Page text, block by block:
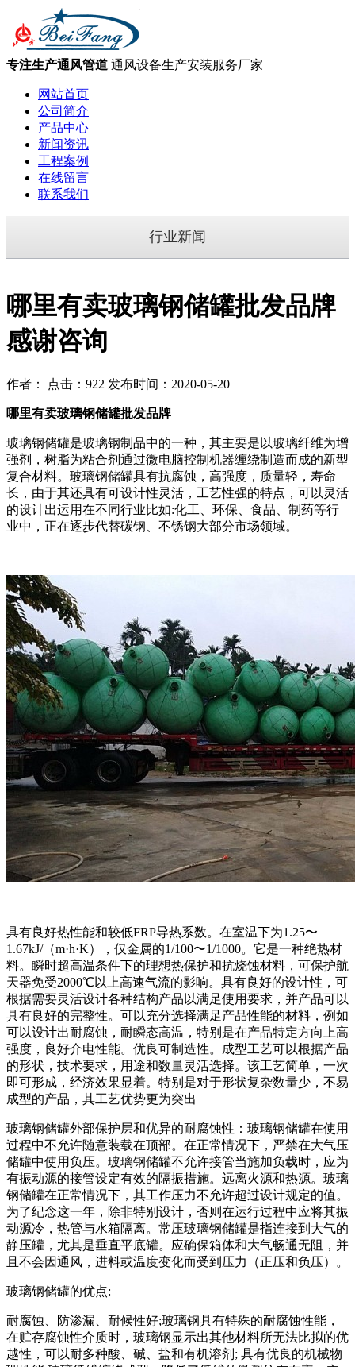
专注生产通风管道 通风设备生产安装服务厂家
网站首页
公司简介
产品中心
新闻资讯
工程案例
在线留言
联系我们
行业新闻
哪里有卖玻璃钢储罐批发品牌
感谢咨询
作者： 点击：922 发布时间：2020-05-20
哪里有卖玻璃钢储罐批发品牌
玻璃钢储罐是玻璃钢制品中的一种，其主要是以玻璃纤维为增
强剂，树脂为粘合剂通过微电脑控制机器缠绕制造而成的新型
复合材料。玻璃钢储罐具有抗腐蚀，高强度，质量轻，寿命
长，由于其还具有可设计性灵活，工艺性强的特点，可以灵活
的设计出运用在不同行业比如:化工、环保、食品、制药等行
业中，正在逐步代替碳钢、不锈钢大部分市场领域。
具有良好热性能和较低FRP导热系数。在室温下为1.25〜
1.67kJ/（m·h·K），仅金属的1/100〜1/1000。它是一种绝热材
料。瞬时超高温条件下的理想热保护和抗烧蚀材料，可保护航
天器免受2000℃以上高速气流的影响。具有良好的设计性，可
根据需要灵活设计各种结构产品以满足使用要求，并产品可以
具有良好的完整性。可以充分选择满足产品性能的材料，例如
可以设计出耐腐蚀，耐瞬态高温，特别是在产品特定方向上高
强度，良好介电性能。优良可制造性。成型工艺可以根据产品
的形状，技术要求，用途和数量灵活选择。该工艺简单，一次
即可形成，经济效果显着。特别是对于形状复杂数量少，不易
成型的产品，其工艺优势更为突出
玻璃钢储罐外部保护层和优异的耐腐蚀性：玻璃钢储罐在使用
过程中不允许随意装载在顶部。在正常情况下，严禁在大气压
储罐中使用负压。玻璃钢储罐不允许接管当施加负载时，应为
有振动源的接管设定有效的隔振措施。远离火源和热源。玻璃
钢储罐在正常情况下，其工作压力不允许超过设计规定的值。
为了纪念这一年，除非特别设计，否则在运行过程中应将其振
动源冷，热管与水箱隔离。常压玻璃钢储罐是指连接到大气的
静压罐，尤其是垂直平底罐。应确保箱体和大气畅通无阻，并
且不会因通风，进料或温度变化而受到压力（正压和负压）。
玻璃钢储罐的优点:
耐腐蚀、防渗漏、耐候性好;玻璃钢具有特殊的耐腐蚀性能，
在贮存腐蚀性介质时，玻璃钢显示出其他材料所无法比拟的优
越性，可以耐多种酸、碱、盐和有机溶剂; 具有优良的机械物